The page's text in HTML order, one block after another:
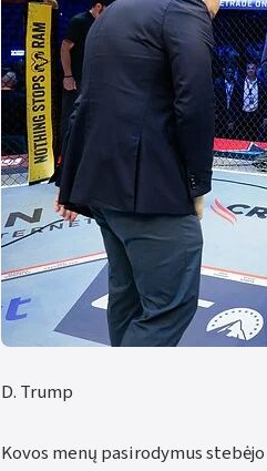
D. Trump
Kovos menų pasirodymus